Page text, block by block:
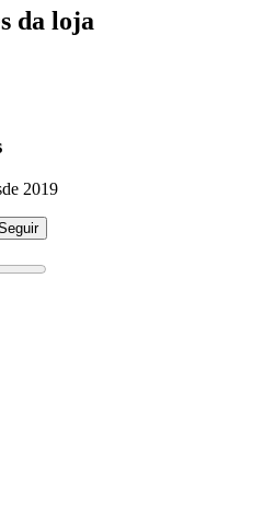
da loja
2019